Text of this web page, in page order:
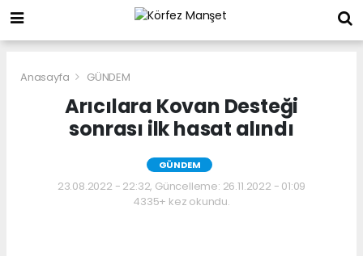
Anasayfa GÜNDEM
Arıcılara Kovan Desteği
sonrası ilk hasat alındı
GÜNDEM
23.08.2022 - 22:32, Güncelleme: 26.11.2022 - 01:09
4335+ kez okundu.